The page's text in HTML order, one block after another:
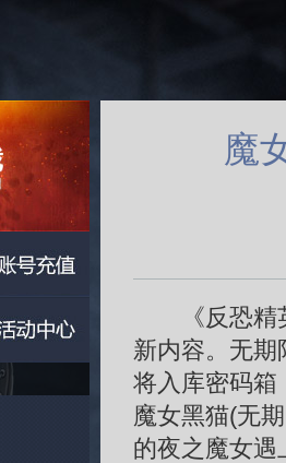
魔
《反恐精英
新内容。无
将入库密码箱
魔女黑猫(无
的夜之魔女